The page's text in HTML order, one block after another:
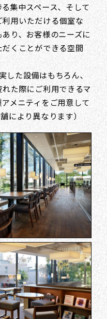
集中スペース、そして
用いただける個室な
り、お客様のニーズに
くことができる空間
した設備はもちろん、
た際にご利用できるマ
メニティをご用意して
により異なります）